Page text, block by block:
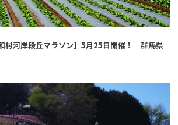
村河岸段丘マラソン】5月25日開催！｜群馬県